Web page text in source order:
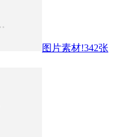
图片素材!342张